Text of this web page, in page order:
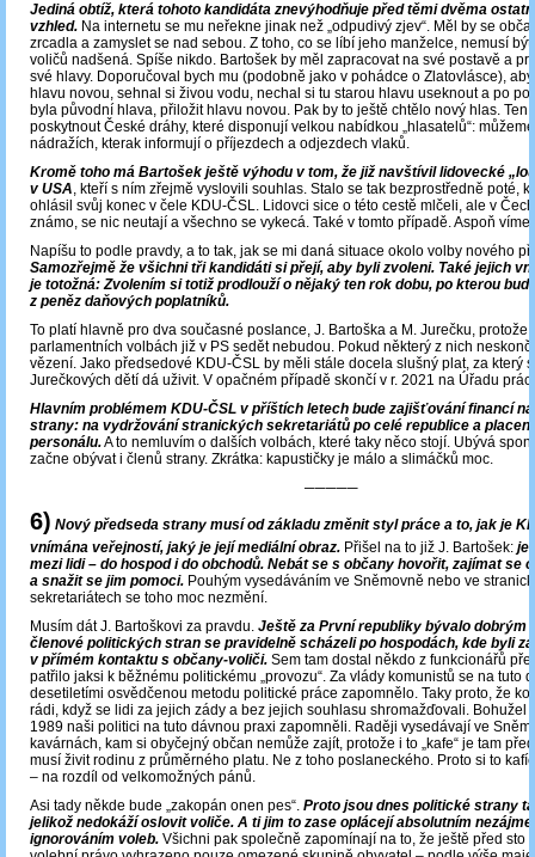
Jediná obtíž, která tohoto kandidáta znevýhodňuje před těmi dvěma
vzhled. Na internetu se mu neřekne jinak než „odpudivý zjev“. Měl by se
zrcadla a zamyslet se nad sebou. Z toho, co se líbí jeho manželce, nemusí
voličů nadšená. Spíše nikdo. Bartošek by měl zapracovat na své postavě a
své hlavy. Doporučoval bych mu (podobně jako v pohádce o Zlatovlásce),
hlavu novou, sehnal si živou vodu, nechal si tu starou hlavu useknout a po
byla původní hlava, přiložit hlavu novou. Pak by to ještě chtělo nový hlas. Ten
poskytnout České dráhy, které disponují velkou nabídkou „hlasatelů“:
nádražích, kterak informují o příjezdech a odjezdech vlaků.
Kromě toho má Bartošek ještě výhodu v tom, že již navštívil lidovecké
v USA, kteří s ním zřejmě vyslovili souhlas. Stalo se tak bezprostředně poté,
ohlásil svůj konec v čele KDU-ČSL. Lidovci sice o této cestě mlčeli, ale v
známo, se nic neutají a všechno se vykecá. Také v tomto případě. Aspoň
Napíšu to podle pravdy, a to tak, jak se mi daná situace okolo volby nového
Samozřejmě že všichni tři kandidáti si přejí, aby byli zvoleni. Také jejich
je totožná: Zvolením si totiž prodlouží o nějaký ten rok dobu, po kterou
z peněz daňových poplatníků.
To platí hlavně pro dva současné poslance, J. Bartoška a M. Jurečku, protože
parlamentních volbách již v PS sedět nebudou. Pokud některý z nich
vězení. Jako předsedové KDU-ČSL by měli stále docela slušný plat, za který
Jurečkových dětí dá uživit. V opačném případě skončí v r. 2021 na Úřadu
Hlavním problémem KDU-ČSL v příštích letech bude zajišťování financí
strany: na vydržování stranických sekretariátů po celé republice a
personálu.A to nemluvím o dalších volbách, které taky něco stojí. Ubývá
začne obývat i členů strany. Zkrátka: kapustičky je málo a slimáčků moc.
─────
6) Nový předseda strany musí od základu změnit styl práce a to, jak je
vnímána veřejností, jaký je její mediální obraz. Přišel na to již J. Bartošek: je
mezi lidi – do hospod i do obchodů. Nebát se s občany hovořit, zajímat se
a snažit se jim pomoci. Pouhým vysedáváním ve Sněmovně nebo ve
sekretariátech se toho moc nezmění.
Musím dát J. Bartoškovi za pravdu. Ještě za První republiky bývalo dobrým
členové politických stran se pravidelně scházeli po hospodách, kde byli
v přímém kontaktu s občany-voliči. Sem tam dostal někdo z funkcionářů
patřilo jaksi k běžnému politickému „provozu“. Za vlády komunistů se na tuto
desetiletími osvědčenou metodu politické práce zapomnělo. Taky proto, že
rádi, když se lidi za jejich zády a bez jejich souhlasu shromažďovali. Bohužel
1989 naši politici na tuto dávnou praxi zapomněli. Raději vysedávají ve
kavárnách, kam si obyčejný občan nemůže zajít, protože i to „kafe“ je tam
musí živit rodinu z průměrného platu. Ne z toho poslaneckého. Proto si to
– na rozdíl od velkomožných pánů.
Asi tady někde bude „zakopán onen pes“. Proto jsou dnes politické strany
jelikož nedokáží oslovit voliče. A ti jim to zase oplácejí absolutním
ignorováním voleb. Všichni pak společně zapomínají na to, že ještě před sto